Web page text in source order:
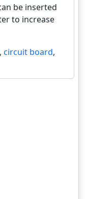
be inserted
to increase
, circuit board,